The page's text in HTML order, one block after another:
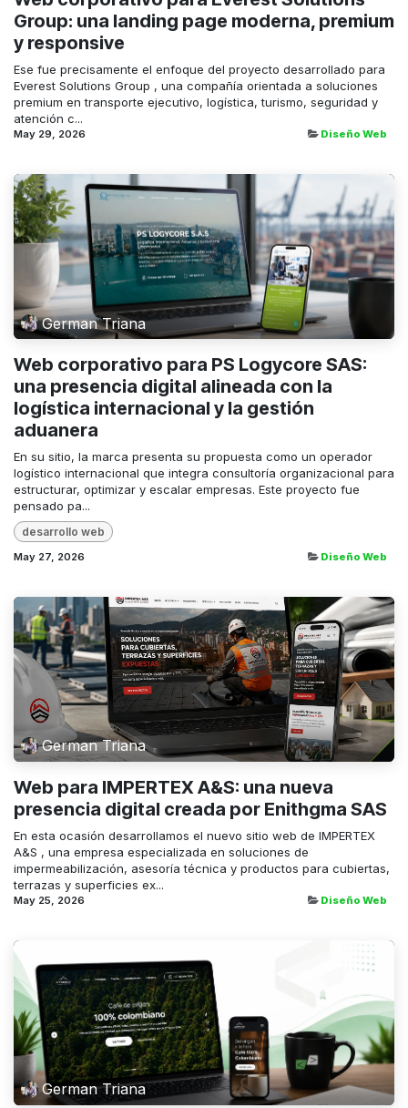
Group: una landing page moderna, premium
y responsive
Ese fue precisamente el enfoque del proyecto desarrollado para
Everest Solutions Group , una compañía orientada a soluciones
premium en transporte ejecutivo, logística, turismo, seguridad y
atención c...
May 29, 2026 Diseño Web
German Triana
Web corporativo para PS Logycore SAS:
una presencia digital alineada con la
logística internacional y la gestión
aduanera
En su sitio, la marca presenta su propuesta como un operador
logístico internacional que integra consultoría organizacional para
estructurar, optimizar y escalar empresas. Este proyecto fue
pensado pa...
desarrollo web
May 27, 2026 Diseño Web
German Triana
Web para IMPERTEX A&S: una nueva
presencia digital creada por Enithgma SAS
En esta ocasión desarrollamos el nuevo sitio web de IMPERTEX
A&S , una empresa especializada en soluciones de
impermeabilización, asesoría técnica y productos para cubiertas,
terrazas y superficies ex...
May 25, 2026 Diseño Web
German Triana